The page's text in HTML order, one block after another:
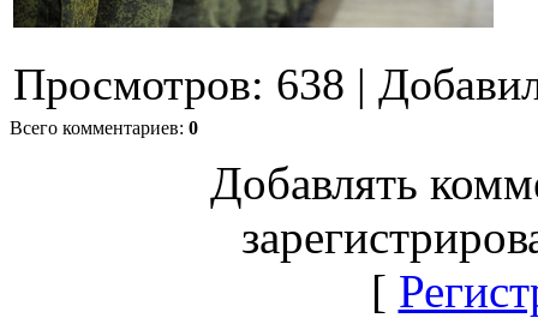
Просмотров: 638 |
Всего комментариев: 0
Добавлять
[